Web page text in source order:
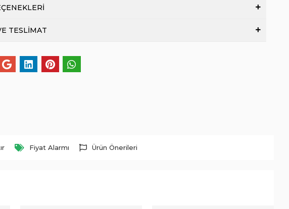
TESLİMAT
Fiyat Alarmı Ürün Önerileri